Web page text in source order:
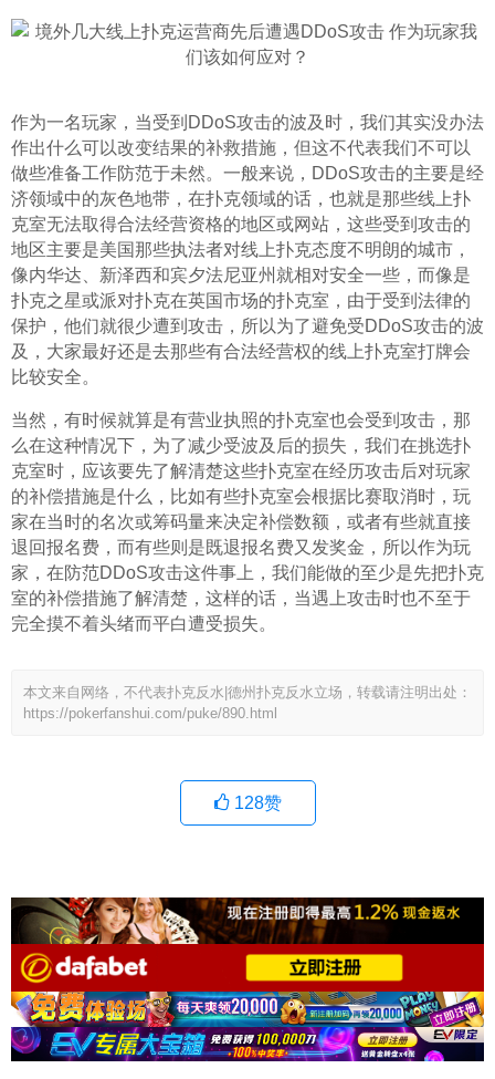
作为一名玩家，当受到DDoS攻击的波及时，我们其实没办法
作出什么可以改变结果的补救措施，但这不代表我们不可以
做些准备工作防范于未然。一般来说，DDoS攻击的主要是经
济领域中的灰色地带，在扑克领域的话，也就是那些线上扑
克室无法取得合法经营资格的地区或网站，这些受到攻击的
地区主要是美国那些执法者对线上扑克态度不明朗的城市，
像内华达、新泽西和宾夕法尼亚州就相对安全一些，而像是
扑克之星或派对扑克在英国市场的扑克室，由于受到法律的
保护，他们就很少遭到攻击，所以为了避免受DDoS攻击的波
及，大家最好还是去那些有合法经营权的线上扑克室打牌会
比较安全。
当然，有时候就算是有营业执照的扑克室也会受到攻击，那
么在这种情况下，为了减少受波及后的损失，我们在挑选扑
克室时，应该要先了解清楚这些扑克室在经历攻击后对玩家
的补偿措施是什么，比如有些扑克室会根据比赛取消时，玩
家在当时的名次或筹码量来决定补偿数额，或者有些就直接
退回报名费，而有些则是既退报名费又发奖金，所以作为玩
家，在防范DDoS攻击这件事上，我们能做的至少是先把扑克
室的补偿措施了解清楚，这样的话，当遇上攻击时也不至于
完全摸不着头绪而平白遭受损失。
本文来自网络，不代表扑克反水|德州扑克反水立场，转载请注明出处：
https://pokerfanshui.com/puke/890.html
128赞